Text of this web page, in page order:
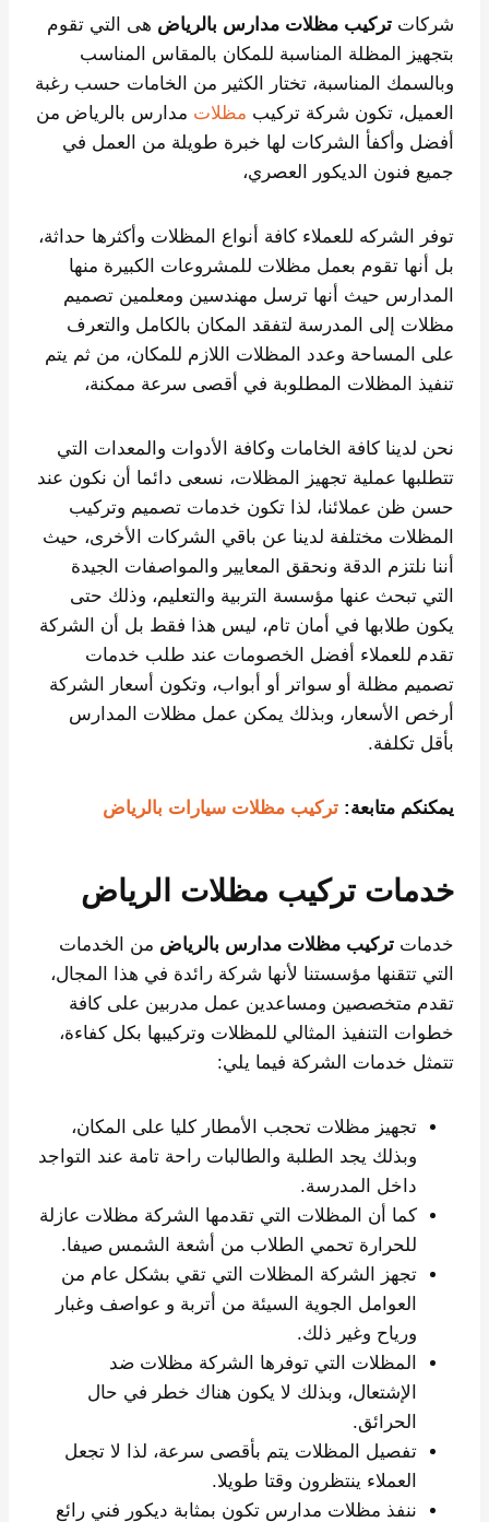
شركات تركيب مظلات مدارس بالرياض هى التي تقوم
بتجهيز المظلة المناسبة للمكان بالمقاس المناسب
وبالسمك المناسبة، تختار الكثير من الخامات حسب رغبة
العميل، تكون شركة تركيب مظلات مدارس بالرياض من
أفضل وأكفأ الشركات لها خبرة طويلة من العمل في
جميع فنون الديكور العصري،
توفر الشركه للعملاء كافة أنواع المظلات وأكثرها حداثة،
بل أنها تقوم بعمل مظلات للمشروعات الكبيرة منها
المدارس حيث أنها ترسل مهندسين ومعلمين تصميم
مظلات إلى المدرسة لتفقد المكان بالكامل والتعرف
على المساحة وعدد المظلات اللازم للمكان، من ثم يتم
تنفيذ المظلات المطلوبة في أقصى سرعة ممكنة،
نحن لدينا كافة الخامات وكافة الأدوات والمعدات التي
تتطلبها عملية تجهيز المظلات، نسعى دائما أن نكون عند
حسن ظن عملائنا، لذا تكون خدمات تصميم وتركيب
المظلات مختلفة لدينا عن باقي الشركات الأخرى، حيث
أننا نلتزم الدقة ونحقق المعايير والمواصفات الجيدة
التي تبحث عنها مؤسسة التربية والتعليم، وذلك حتى
يكون طلابها في أمان تام، ليس هذا فقط بل أن الشركة
تقدم للعملاء أفضل الخصومات عند طلب خدمات
تصميم مظلة أو سواتر أو أبواب، وتكون أسعار الشركة
أرخص الأسعار، وبذلك يمكن عمل مظلات المدارس
بأقل تكلفة.
يمكنكم متابعة: تركيب مظلات سيارات بالرياض
خدمات تركيب مظلات الرياض
خدمات تركيب مظلات مدارس بالرياض من الخدمات
التي تتقنها مؤسستنا لأنها شركة رائدة في هذا المجال،
تقدم متخصصين ومساعدين عمل مدربين على كافة
خطوات التنفيذ المثالي للمظلات وتركيبها بكل كفاءة،
تتمثل خدمات الشركة فيما يلي:
تجهيز مظلات تحجب الأمطار كليا على المكان،
وبذلك يجد الطلبة والطالبات راحة تامة عند التواجد
داخل المدرسة.
كما أن المظلات التي تقدمها الشركة مظلات عازلة
للحرارة تحمي الطلاب من أشعة الشمس صيفا.
تجهز الشركة المظلات التي تقي بشكل عام من
العوامل الجوية السيئة من أتربة و عواصف وغبار
ورياح وغير ذلك.
المظلات التي توفرها الشركة مظلات ضد
الإشتعال، وبذلك لا يكون هناك خطر في حال
الحرائق.
تفصيل المظلات يتم بأقصى سرعة، لذا لا تجعل
العملاء ينتظرون وقتا طويلا.
ننفذ مظلات مدارس تكون بمثابة ديكور فني رائع